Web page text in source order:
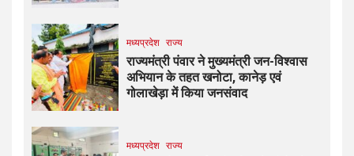
मध्यप्रदेश राज्य
राज्यमंत्री पंवार ने मुख्यमंत्री जन-विश्वास
अभियान के तहत खनोटा, कानेड़ एवं
गोलाखेड़ा में किया जनसंवाद
मध्यप्रदेश राज्य